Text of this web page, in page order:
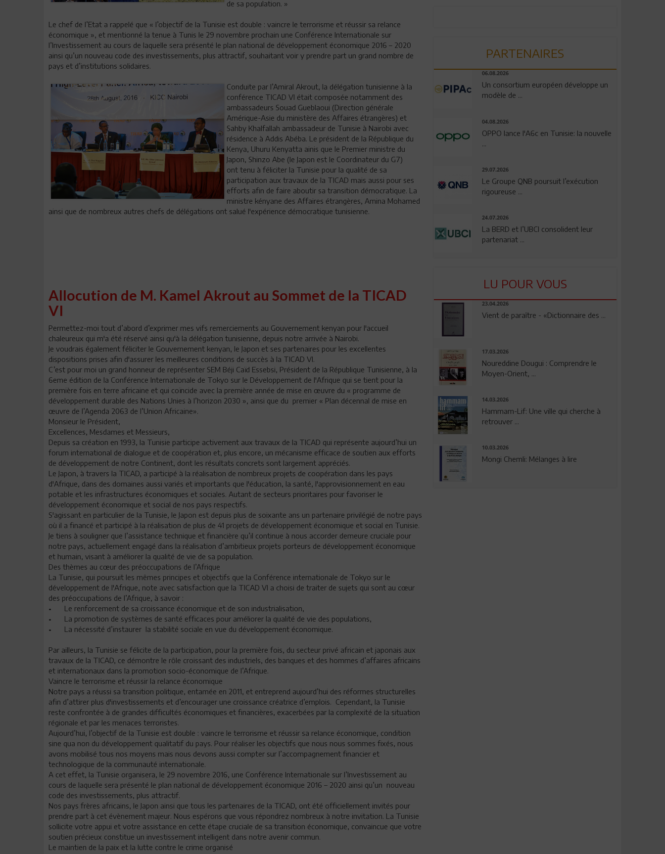
de sa population. »
Le chef de l’Etat a rappelé que « l’objectif de la Tunisie est double : vaincre le terrorisme et réussir sa relance
économique », et mentionné la tenue à Tunis le 29 novembre prochain une Conférence Internationale sur
l’Investissement au cours de laquelle sera présenté le plan national de développement économique 2016 – 2020
ainsi qu’un nouveau code des investissements, plus attractif, souhaitant voir y prendre part un grand nombre de
pays et d’institutions solidaires.
Conduite par l’Amiral Akrout, la délégation tunisienne à la
conférence TICAD VI était composée notamment des
ambassadeurs Souad Gueblaoui (Direction générale
Amérique-Asie du ministère des Affaires étrangères) et
Sahby Khalfallah ambassadeur de Tunisie à Nairobi avec
résidence à Addis Abéba. Le président de la République du
Kenya, Uhuru Kenyatta ainis que le Premier ministre du
Japon, Shinzo Abe (le Japon est le Coordinateur du G7)
ont tenu à féliciter la Tunisie pour la qualité de sa
participation aux travaux de la TICAD mais aussi pour ses
efforts afin de faire aboutir sa transition démocratique. La
ministre kényane des Affaires étrangères, Amina Mohamed
ainsi que de nombreux autres chefs de délégations ont salué l'expérience démocratique tunisienne.
Allocution de M. Kamel Akrout au Sommet de la TICAD
VI
Permettez-moi tout d’abord d’exprimer mes vifs remerciements au Gouvernement kenyan pour l'accueil
chaleureux qui m'a été réservé ainsi qu'à la délégation tunisienne, depuis notre arrivée à Nairobi.
Je voudrais également féliciter le Gouvernement kenyan, le Japon et ses partenaires pour les excellentes
dispositions prises afin d'assurer les meilleures conditions de succès à la TICAD VI.
C’est pour moi un grand honneur de représenter SEM Béji Caïd Essebsi, Président de la République Tunisienne, à la
6eme édition de la Conférence Internationale de Tokyo sur le Développement de l'Afrique qui se tient pour la
première fois en terre africaine et qui coïncide avec la première année de mise en œuvre du « programme de
développement durable des Nations Unies à l’horizon 2030 », ainsi que du premier « Plan décennal de mise en
œuvre de l’Agenda 2063 de l’Union Africaine».
Monsieur le Président,
Excellences, Mesdames et Messieurs,
Depuis sa création en 1993, la Tunisie participe activement aux travaux de la TICAD qui représente aujourd’hui un
forum international de dialogue et de coopération et, plus encore, un mécanisme efficace de soutien aux efforts
de développement de notre Continent, dont les résultats concrets sont largement appréciés.
Le Japon, à travers la TICAD, a participé à la réalisation de nombreux projets de coopération dans les pays
d'Afrique, dans des domaines aussi variés et importants que l'éducation, la santé, l'approvisionnement en eau
potable et les infrastructures économiques et sociales. Autant de secteurs prioritaires pour favoriser le
développement économique et social de nos pays respectifs.
S'agissant en particulier de la Tunisie, le Japon est depuis plus de soixante ans un partenaire privilégié de notre pays
où il a financé et participé à la réalisation de plus de 41 projets de développement économique et social en Tunisie.
Je tiens à souligner que l’assistance technique et financière qu’il continue à nous accorder demeure cruciale pour
notre pays, actuellement engagé dans la réalisation d’ambitieux projets porteurs de développement économique
et humain, visant à améliorer la qualité de vie de sa population.
Des thèmes au cœur des préoccupations de l’Afrique
La Tunisie, qui poursuit les mêmes principes et objectifs que la Conférence internationale de Tokyo sur le
développement de l'Afrique, note avec satisfaction que la TICAD VI a choisi de traiter de sujets qui sont au cœur
des préoccupations de l’Afrique, à savoir :
•
Le renforcement de sa croissance économique et de son industrialisation,
•
La promotion de systèmes de santé efficaces pour améliorer la qualité de vie des populations,
•
La nécessité d’instaurer la stabilité sociale en vue du développement économique.
Par ailleurs, la Tunisie se félicite de la participation, pour la première fois, du secteur privé africain et japonais aux
travaux de la TICAD, ce démontre le rôle croissant des industriels, des banques et des hommes d’affaires africains
et internationaux dans la promotion socio-économique de l’Afrique.
Vaincre le terrorisme et réussir la relance économique
Notre pays a réussi sa transition politique, entamée en 2011, et entreprend aujourd’hui des réformes structurelles
afin d’attirer plus d'investissements et d’encourager une croissance créatrice d’emplois. Cependant, la Tunisie
reste confrontée à de grandes difficultés économiques et financières, exacerbées par la complexité de la situation
régionale et par les menaces terroristes.
Aujourd’hui, l’objectif de la Tunisie est double : vaincre le terrorisme et réussir sa relance économique, condition
sine qua non du développement qualitatif du pays. Pour réaliser les objectifs que nous nous sommes fixés, nous
avons mobilisé tous nos moyens mais nous devons aussi compter sur l’accompagnement financier et
technologique de la communauté internationale.
A cet effet, la Tunisie organisera, le 29 novembre 2016, une Conférence Internationale sur l’Investissement au
cours de laquelle sera présenté le plan national de développement économique 2016 – 2020 ainsi qu’un nouveau
code des investissements, plus attractif.
Nos pays frères africains, le Japon ainsi que tous les partenaires de la TICAD, ont été officiellement invités pour
prendre part à cet évènement majeur. Nous espérons que vous répondrez nombreux à notre invitation. La Tunisie
sollicite votre appui et votre assistance en cette étape cruciale de sa transition économique, convaincue que votre
soutien précieux constitue un investissement intelligent dans notre avenir commun.
Le maintien de la paix et la lutte contre le crime organisé
PARTENAIRES
06.08.2026
Un consortium européen développe un
modèle de ...
04.08.2026
OPPO lance l'A6c en Tunisie: la nouvelle
29.07.2026
Le Groupe QNB poursuit l’exécution
rigoureuse ...
24.07.2026
La BERD et l’UBCI consolident leur
partenariat ...
LU POUR VOUS
23.04.2026
Vient de paraître - «Dictionnaire des ...
17.03.2026
Noureddine Dougui : Comprendre le
Moyen-Orient, ...
14.03.2026
Hammam-Lif: Une ville qui cherche à
retrouver ...
10.03.2026
Mongi Chemli: Mélanges à lire